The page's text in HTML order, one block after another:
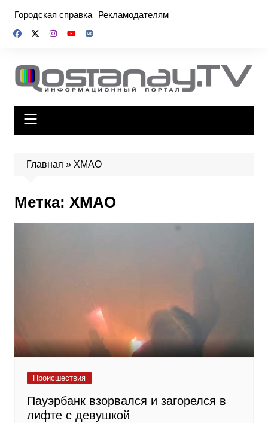
содержимому
Городская справка Рекламодателям
Главная » ХМАО
Метка: ХМАО
Происшествия
Пауэрбанк взорвался и загорелся в
лифте с девушкой